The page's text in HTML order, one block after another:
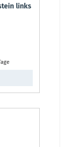
links